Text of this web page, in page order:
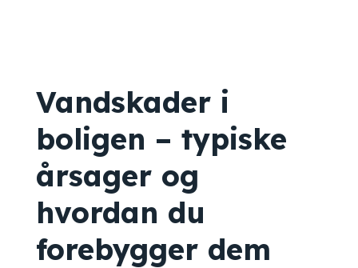
Vandskader i
boligen – typiske
årsager og
hvordan du
forebygger dem